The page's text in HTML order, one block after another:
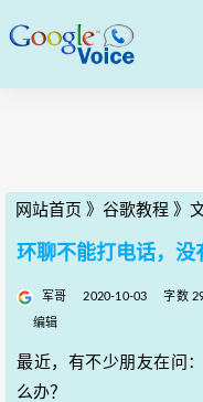
网站首页 》 谷歌教程 》
环聊不能打电话，没
军哥 2020-10-03 字数
编辑
最近，有不少朋友在问
么办？